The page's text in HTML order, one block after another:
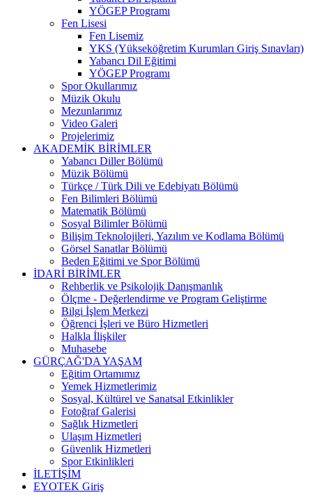
YÖGEP Programı
Fen Lisesi
Fen Lisemiz
YKS (Yükseköğretim Kurumları Giriş Sınavları)
Yabancı Dil Eğitimi
YÖGEP Programı
Spor Okullarımız
Müzik Okulu
Mezunlarımız
Video Galeri
Projelerimiz
AKADEMİK BİRİMLER
Yabancı Diller Bölümü
Müzik Bölümü
Türkçe / Türk Dili ve Edebiyatı Bölümü
Fen Bilimleri Bölümü
Matematik Bölümü
Sosyal Bilimler Bölümü
Bilişim Teknolojileri, Yazılım ve Kodlama Bölümü
Görsel Sanatlar Bölümü
Beden Eğitimi ve Spor Bölümü
İDARİ BİRİMLER
Rehberlik ve Psikolojik Danışmanlık
Ölçme - Değerlendirme ve Program Geliştirme
Bilgi İşlem Merkezi
Öğrenci İşleri ve Büro Hizmetleri
Halkla İlişkiler
Muhasebe
GÜRÇAĞ'DA YAŞAM
Eğitim Ortamımız
Yemek Hizmetlerimiz
Sosyal, Kültürel ve Sanatsal Etkinlikler
Fotoğraf Galerisi
Sağlık Hizmetleri
Ulaşım Hizmetleri
Güvenlik Hizmetleri
Spor Etkinlikleri
İLETİŞİM
EYOTEK Giriş